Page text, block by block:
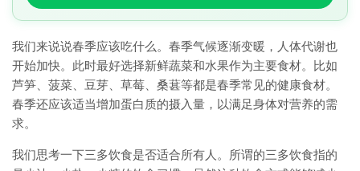
我们来说说春季应该吃什么。春季气候逐渐变暖，人体代谢也
开始加快。此时最好选择新鲜蔬菜和水果作为主要食材。比如
芦笋、菠菜、豆芽、草莓、桑葚等都是春季常见的健康食材。
春季还应该适当增加蛋白质的摄入量，以满足身体对营养的需
求。
我们思考一下三多饮食是否适合所有人。所谓的三多饮食指的